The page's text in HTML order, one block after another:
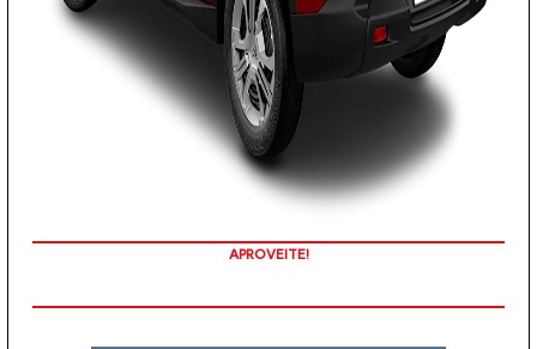
APROVEITE!